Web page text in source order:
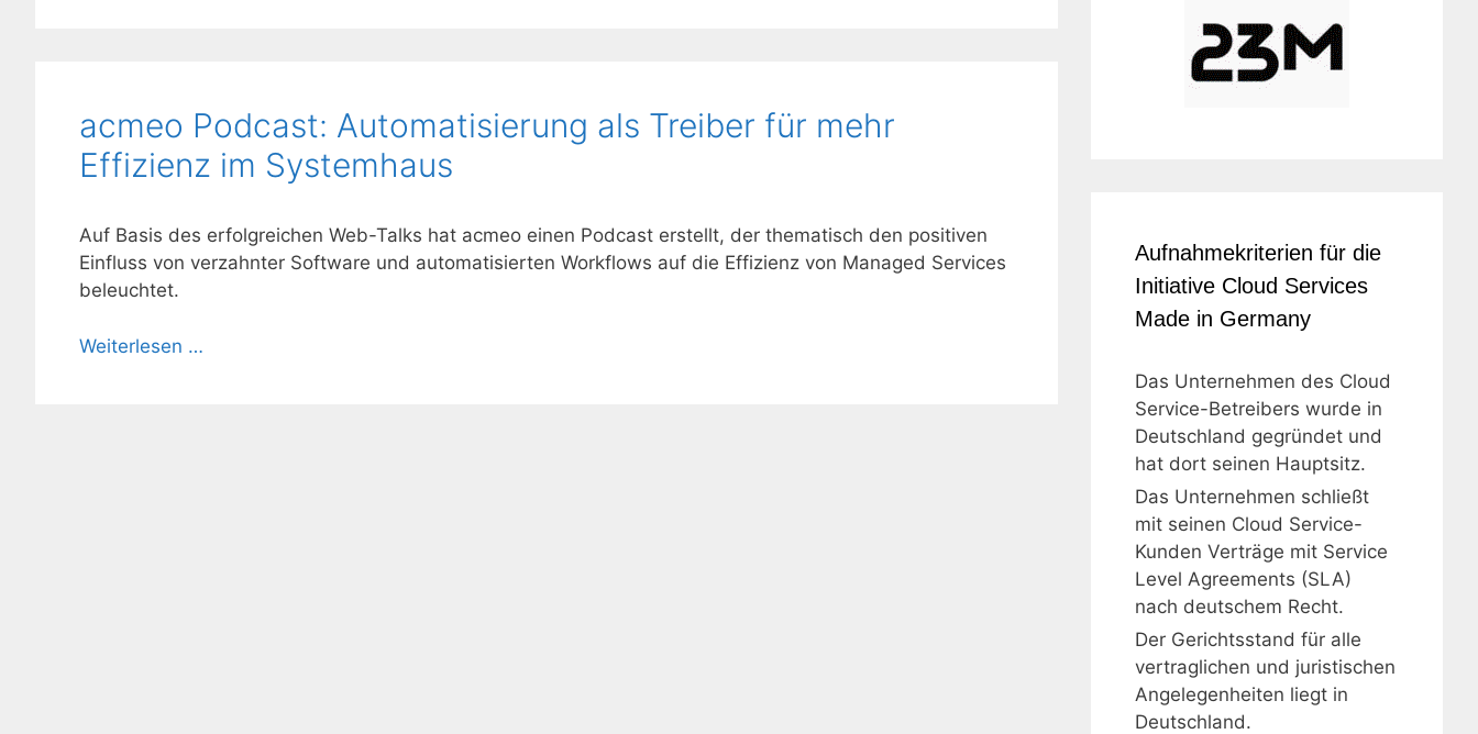
acmeo Podcast: Automatisierung als Treiber für mehr
Effizienz im Systemhaus
Auf Basis des erfolgreichen Web-Talks hat acmeo einen Podcast erstellt, der thematisch den positiven
Einfluss von verzahnter Software und automatisierten Workflows auf die Effizienz von Managed Services
beleuchtet.
Weiterlesen …
Aufnahmekriterien für die
Initiative Cloud Services
Made in Germany
Das Unternehmen des Cloud
Service-Betreibers wurde in
Deutschland gegründet und
hat dort seinen Hauptsitz.
Das Unternehmen schließt
mit seinen Cloud Service-
Kunden Verträge mit Service
Level Agreements (SLA)
nach deutschem Recht.
Der Gerichtsstand für alle
vertraglichen und juristischen
Angelegenheiten liegt in
Deutschland.